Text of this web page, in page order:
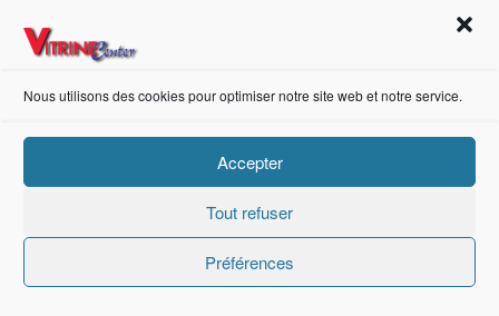
Nous utilisons des cookies pour optimiser notre site web et notre service.
Accepter
Tout refuser
Préférences
https://fr-fr.facebook.com/pages/category/Metal-Supplier/Vitrine-Center-1847745018840053/
Création de sites internet Advanced Informatique © 2021.